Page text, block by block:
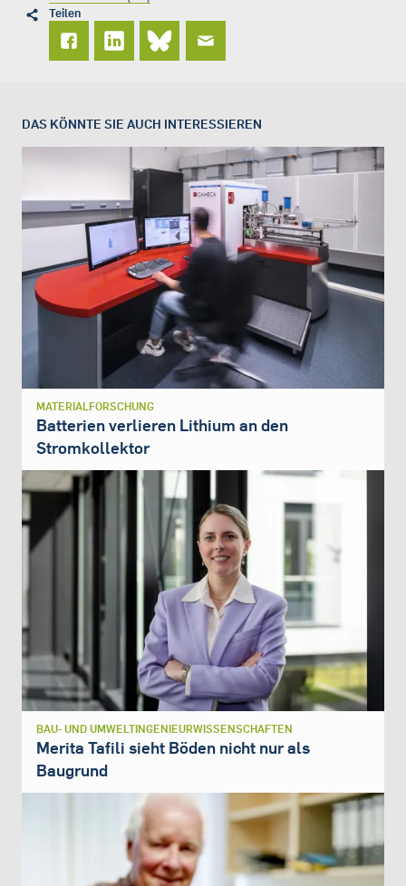
Teilen
DAS KÖNNTE SIE AUCH INTERESSIEREN
MATERIALFORSCHUNG
Batterien verlieren Lithium an den
Stromkollektor
BAU- UND UMWELTINGENIEURWISSENSCHAFTEN
Merita Tafili sieht Böden nicht nur als
Baugrund